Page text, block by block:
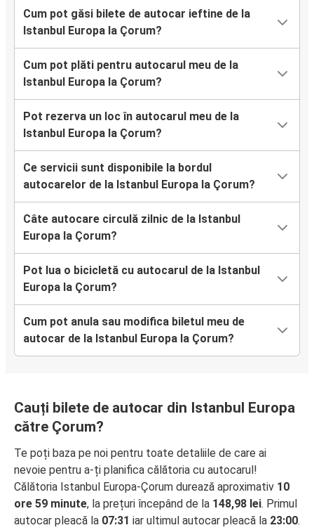
Cum pot găsi bilete de autocar ieftine de la
Istanbul Europa la Çorum?
Cum pot plăti pentru autocarul meu de la
Istanbul Europa la Çorum?
Pot rezerva un loc în autocarul meu de la
Istanbul Europa la Çorum?
Ce servicii sunt disponibile la bordul
autocarelor de la Istanbul Europa la Çorum?
Câte autocare circulă zilnic de la Istanbul
Europa la Çorum?
Pot lua o bicicletă cu autocarul de la Istanbul
Europa la Çorum?
Cum pot anula sau modifica biletul meu de
autocar de la Istanbul Europa la Çorum?
Cauți bilete de autocar din Istanbul Europa
către Çorum?
Te poți baza pe noi pentru toate detaliile de care ai
nevoie pentru a-ți planifica călătoria cu autocarul!
Călătoria Istanbul Europa-Çorum durează aproximativ 10
ore 59 minute, la prețuri începând de la 148,98 lei. Primul
autocar pleacă la 07:31 iar ultimul autocar pleacă la 23:00.